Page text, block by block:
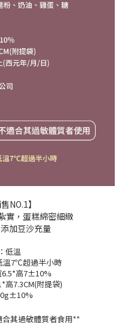
NO.1】
實，蛋糕綿密細緻
加豆沙充量
低溫
溫7℃超過半小時
6.5*高7±10%
高7.3CM(附提袋)
其過敏體質者食用**